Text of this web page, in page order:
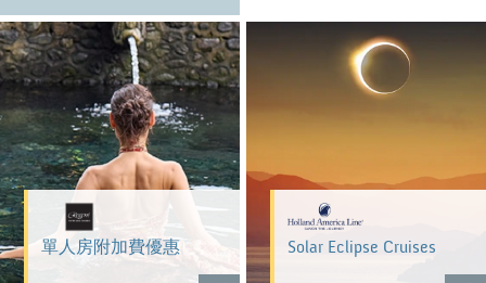
單人房附加費優惠 Solar Eclipse Cruises